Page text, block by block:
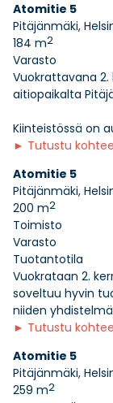
Atomitie 5
Pitäjänmäki,
184 m2
Varasto
Vuokrattavana
aitiopaikalta
Kiinteistössä on
► Tutustu
Atomitie 5
Pitäjänmäki,
200 m2
Toimisto
Varasto
Tuotantotila
Vuokrataan 2.
soveltuu hyvin
niiden
► Tutustu
Atomitie 5
Pitäjänmäki,
259 m2